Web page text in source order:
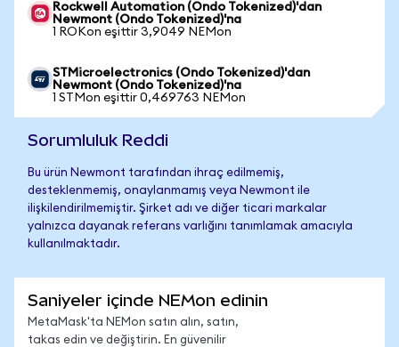
Rockwell Automation (Ondo Tokenized)'dan
Newmont (Ondo Tokenized)'na
1 ROKon eşittir 3,9049 NEMon
STMicroelectronics (Ondo Tokenized)'dan
Newmont (Ondo Tokenized)'na
1 STMon eşittir 0,469763 NEMon
Sorumluluk Reddi
Bu ürün Newmont tarafından ihraç edilmemiş,
desteklenmemiş, onaylanmamış veya Newmont ile
ilişkilendirilmemiştir. Şirket adı ve diğer ticari markalar
yalnızca dayanak referans varlığını tanımlamak amacıyla
kullanılmaktadır.
Saniyeler içinde NEMon edinin
MetaMask'ta NEMon satın alın, satın,
takas edin ve değiştirin. En güvenilir